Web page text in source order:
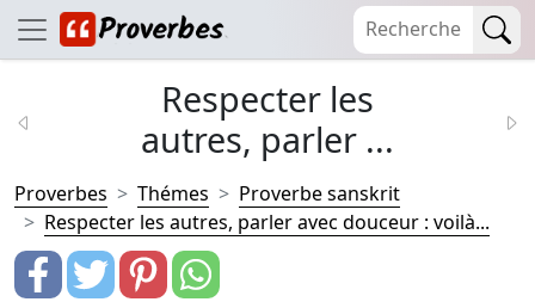
Respecter les
autres, parler ...
Proverbes Thémes
Proverbe sanskrit
Respecter les autres, parler avec douceur : voilà...